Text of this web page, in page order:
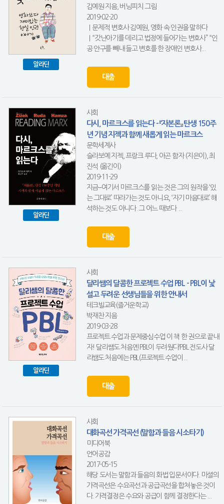
알라딘
김예원 지음, 버닝피치 그림
2019-02-20
｜문제적 변호사 김예원, 영화 속 인권을 말하다
｜“갓난아기를 데리고 법정에 들어가는 변호사” “인
공 안구를 빼내 들고 변호를 한 장애인 변호사...
대출
알라딘
사회
다시, 마르크스를 읽는다 - 『자본론』 탄생 150주
년 기념 지젝과 함께 새롭게 읽는 마르크스
문학세계사
슬라보예 지젝, 프랑크 루다, 아곤 함자 (지은이), 최
진석 (옮긴이)
2019-11-29
지금−여기서 마르크스를 읽는 것은 그의 원작을 ‘있
는 그대로’ 따라가는 것도 아니요, ‘자기 마음대로’ 해
석하는 것도 아니다. 그 어느 때보다 ...
대출
알라딘
사회
달리쌤의 달콤한 프로젝트 수업 PBL - PBL이 낯
설고 두려운 선생님들을 위한 안내서
테크빌교육(즐거운학교)
박재찬 지음
2019-03-28
프로젝트 수업과 문제중심수업 이 책 한 권으로 끝내
자! 달리쌤도 처음엔 PBL이 두려웠다‘PBL 전도사 달
리쌤도 처음에는 PBL(프로젝트 수업이...
대출
사회
대화곡선 가격곡선 (말함과 들음 시소타기)
미디어북
언어공감
2017-05-15
해당 도서는 말함과 들음의 화법 입문서이다. 마셜의
가격곡선은 수요곡선과 공급곡선을 합쳐놓은 것이
다. 가격결정은 수요와 공급이 함께 결정한다는 ...